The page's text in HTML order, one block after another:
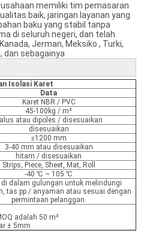
memiliki tim pemasaran
baik, jaringan layanan yang
baku yang stabil tanpa
di seluruh negeri, dan telah
Jerman, Meksiko , Turki,
dan sebagainya
Isolasi Karet
Data
Karet NBR / PVC
45-100kg / m³
atau dipoles / disesuaikan
disesuaikan
≤1200 mm
3-40 mm atau disesuaikan
hitam / disesuaikan
Strips, Piece, Sheet, Mat, Roll
-40 ℃ ~ 105 ℃
di dalam gulungan untuk melindungi
tas pp / anyaman atau sesuai dengan
permintaan pelanggan.
adalah 50 m³
± 5mm